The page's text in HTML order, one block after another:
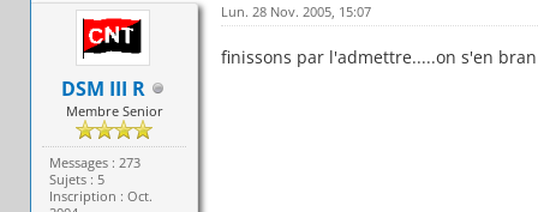
DSM III R
Membre Senior
Messages : 273
Sujets : 5
Inscription : Oct.
Lun. 28 Nov. 2005, 15:07
finissons par l'admettre.....on s'en